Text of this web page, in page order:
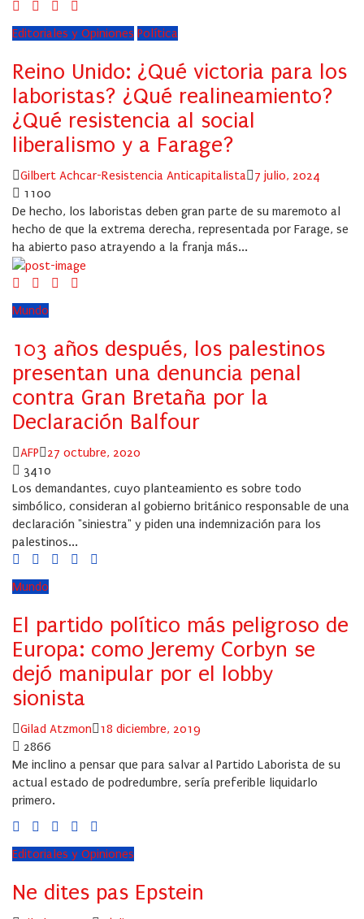
Editoriales y Opiniones Política
Reino Unido: ¿Qué victoria para los
laboristas? ¿Qué realineamiento?
¿Qué resistencia al social
liberalismo y a Farage?
Author
Gilbert Achcar-Resistencia Anticapitalista
Posted
7 julio, 2024
1100
De hecho, los laboristas deben gran parte de su maremoto al
hecho de que la extrema derecha, representada por Farage, se
ha abierto paso atrayendo a la franja más...
Mundo
103 años después, los palestinos
presentan una denuncia penal
contra Gran Bretaña por la
Declaración Balfour
Author
AFP
Posted
on
27 octubre, 2020
3410
Los demandantes, cuyo planteamiento es sobre todo
simbólico, consideran al gobierno británico responsable de una
declaración "siniestra" y piden una indemnización para los
palestinos...
Mundo
El partido político más peligroso de
Europa: como Jeremy Corbyn se
dejó manipular por el lobby
sionista
Author
Gilad Atzmon
Posted
18 diciembre, 2019
2866
Me inclino a pensar que para salvar al Partido Laborista de su
actual estado de podredumbre, sería preferible liquidarlo
primero.
Editoriales y Opiniones
Ne dites pas Epstein